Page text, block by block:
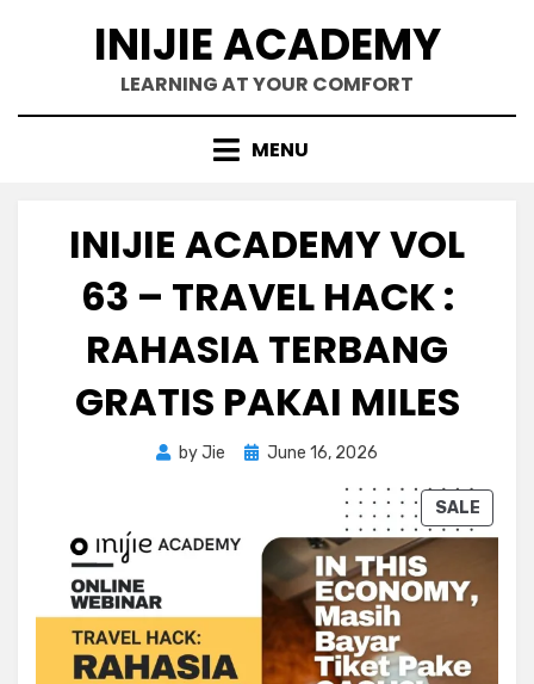
INIJIE ACADEMY
LEARNING AT YOUR COMFORT
MENU
INIJIE ACADEMY VOL
63 – TRAVEL HACK :
RAHASIA TERBANG
GRATIS PAKAI MILES
byJie
Posted
June 16, 2026
SALEP
R